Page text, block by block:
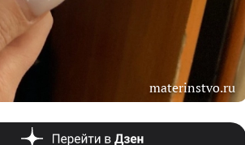
materinstvo.ru